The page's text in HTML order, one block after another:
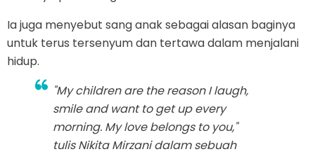
Ia juga menyebut sang anak sebagai alasan baginya
untuk terus tersenyum dan tertawa dalam menjalani
hidup.
"My children are the reason I laugh,
smile and want to get up every
morning. My love belongs to you,"
tulis Nikita Mirzani dalam sebuah